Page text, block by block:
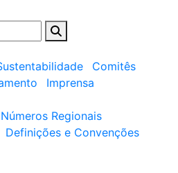
Comitês
Imprensa
Números Regionais
Definições e Convenções